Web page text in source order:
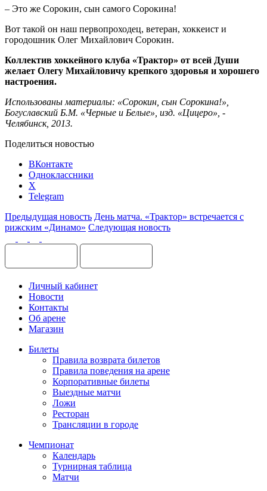
– Это же Сорокин, сын самого Сорокина!
Вот такой он наш первопроходец, ветеран, хоккеист и
городошник Олег Михайлович Сорокин.
Коллектив хоккейного клуба «Трактор» от всей Души
желает Олегу Михайловичу крепкого здоровья и хорошего
настроения.
Использованы материалы: «Сорокин, сын Сорокина!»,
Богуславский Б.М. «Черные и Белые», изд. «Цицеро», -
Челябинск, 2013.
Поделиться новостью
ВКонтакте
Одноклассники
X
Telegram
Предыдущая новость День матча. «Трактор» встречается с
рижским «Динамо» Следующая новость
Личный кабинет
Новости
Контакты
Об арене
Магазин
Билеты
Правила возврата билетов
Правила поведения на арене
Корпоративные билеты
Выездные матчи
Ложи
Ресторан
Трансляции в городе
Чемпионат
Календарь
Турнирная таблица
Матчи